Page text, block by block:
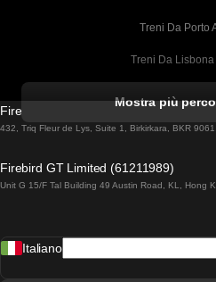
Treni Da Porto
Treni Da Lisbona
Treni Da
Treni Da Lisbona
Mostra più
Firebird GT Limited (OC 1451)
432, Triq Fleur de Lys, Suite 1, Birkirkara, BKR
Firebird GT Limited (61211989)
Unit G 15/F Tal Building 49 Austin Road, KL, Hong
Italiano